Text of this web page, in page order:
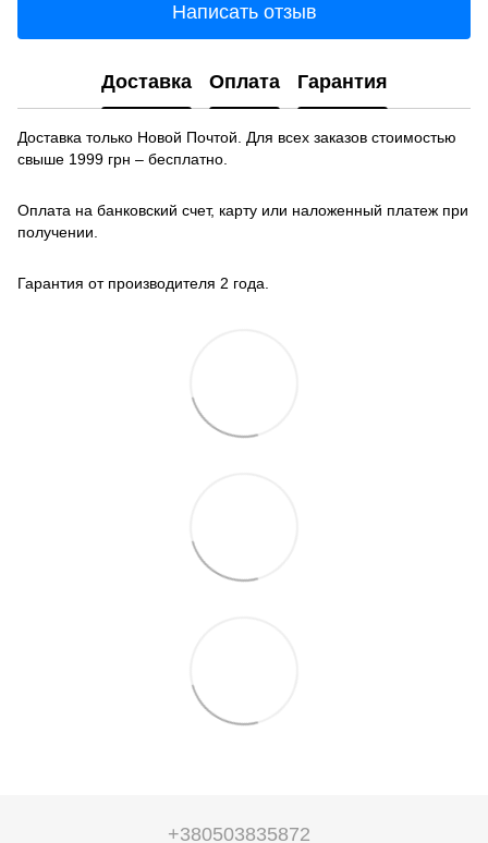
Написать отзыв
Доставка Оплата Гарантия
Доставка только Новой Почтой. Для всех заказов стоимостью
свыше 1999 грн – бесплатно.
Оплата на банковский счет, карту или наложенный платеж при
получении.
Гарантия от производителя 2 года.
+380503835872